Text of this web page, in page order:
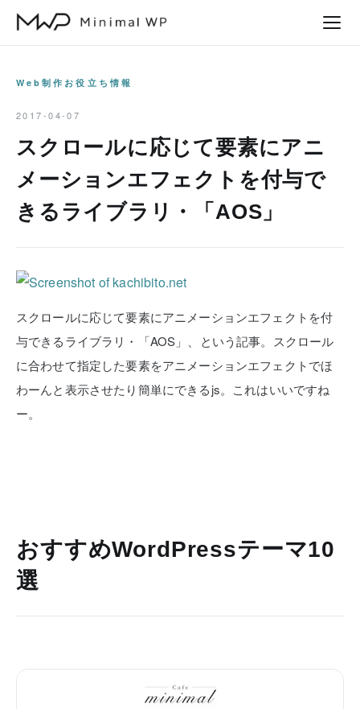
Web制作お役立ち情報
2017-04-07
スクロールに応じて要素にアニ
メーションエフェクトを付与で
きるライブラリ・「AOS」
スクロールに応じて要素にアニメーションエフェクトを付
与できるライブラリ・「AOS」、という記事。スクロール
に合わせて指定した要素をアニメーションエフェクトでほ
わーんと表示させたり簡単にできるjs。これはいいですね
ー。
おすすめWordPressテーマ10
選